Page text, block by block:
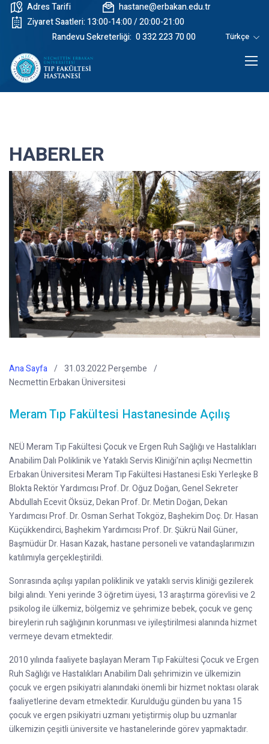
Adres Tarifi
hastane@erbakan.edu.tr
Ziyaret Saatleri: 13:00-14:00 / 20:00-21:00
Randevu Sekreterliği: 0 332 223 70 00 Türkçe
HABERLER
Ana Sayfa
31.03.2022 Perşembe
Necmettin Erbakan Üniversitesi
Meram Tıp Fakültesi Hastanesinde Açılış
NEÜ Meram Tıp Fakültesi Çocuk ve Ergen Ruh Sağlığı ve Hastalıkları
Anabilim Dalı Poliklinik ve Yataklı Servis Kliniği’nin açılışı Necmettin
Erbakan Üniversitesi Meram Tıp Fakültesi Hastanesi Eski Yerleşke B
Blokta Rektör Yardımcısı Prof. Dr. Oğuz Doğan, Genel Sekreter
Abdullah Ecevit Öksüz, Dekan Prof. Dr. Metin Doğan, Dekan
Yardımcısı Prof. Dr. Osman Serhat Tokgöz, Başhekim Doç. Dr. Hasan
Küçükkendirci, Başhekim Yardımcısı Prof. Dr. Şükrü Nail Güner,
Başmüdür Dr. Hasan Kazak, hastane personeli ve vatandaşlarımızın
katılımıyla gerçekleştirildi.
Sonrasında açılışı yapılan poliklinik ve yataklı servis kliniği gezilerek
bilgi alındı. Yeni yerinde 3 öğretim üyesi, 13 araştırma görevlisi ve 2
psikolog ile ülkemiz, bölgemiz ve şehrimize bebek, çocuk ve genç
bireylerin ruh sağlığının korunması ve iyileştirilmesi alanında hizmet
vermeye devam etmektedir.
2010 yılında faaliyete başlayan Meram Tıp Fakültesi Çocuk ve Ergen
Ruh Sağlığı ve Hastalıkları Anabilim Dalı şehrimizin ve ülkemizin
çocuk ve ergen psikiyatri alanındaki önemli bir hizmet noktası olarak
faaliyetlerine devam etmektedir. Kurulduğu günden bu yana 15
çocuk ve ergen psikiyatri uzmanı yetiştirmiş olup bu uzmanlar
ülkemizin çeşitli üniversite ve hastanelerinde görev yapmaktadır.